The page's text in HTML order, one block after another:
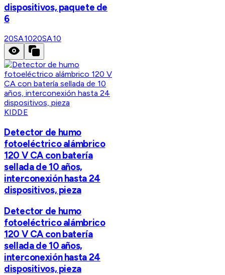
dispositivos, paquete de
6
20SA1020SA10
KIDDE
Detector de humo
fotoeléctrico alámbrico
120 V CA con batería
sellada de 10 años,
interconexión hasta 24
dispositivos, pieza
Detector de humo
fotoeléctrico alámbrico
120 V CA con batería
sellada de 10 años,
interconexión hasta 24
dispositivos, pieza